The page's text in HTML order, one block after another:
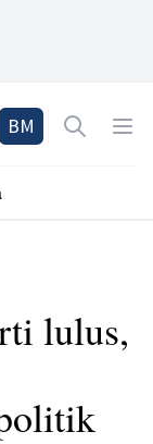
BM Open
lulus,